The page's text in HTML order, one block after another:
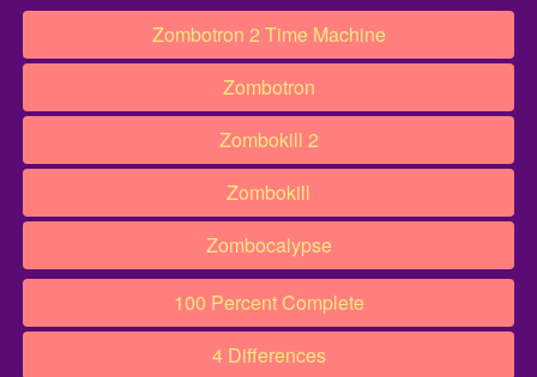
Zombotron 2 Time Machine
Zombotron
Zombokill 2
Zombokill
Zombocalypse
100 Percent Complete
4 Differences